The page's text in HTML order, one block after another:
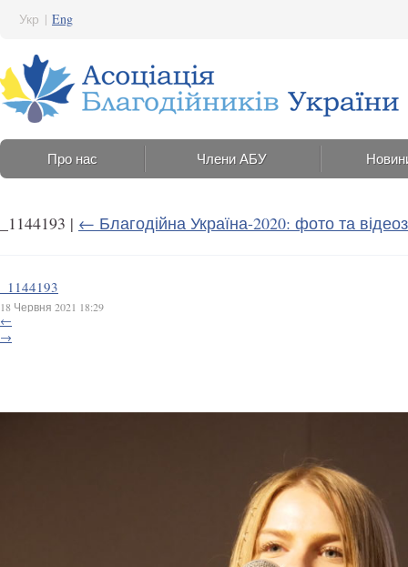
Укр | Eng
Про нас Члени АБУ
_1144193 | ← Благодійна Україна-2020: фото та
_1144193
18 Червня 2021 18:29
←
→